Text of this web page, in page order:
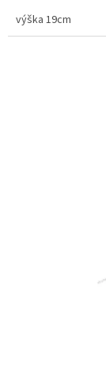
výška 19cm